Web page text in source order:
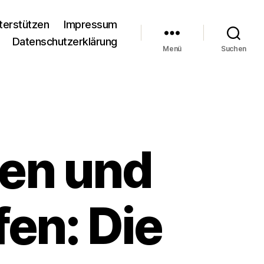
Impressum
Datenschutzerklärung
Menü Suchen
und
Die